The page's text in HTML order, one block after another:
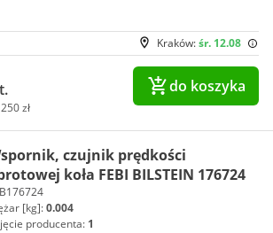
Kraków:śr. 12.08
zł
do koszyka
czujnik prędkości
koła FEBI BILSTEIN 176724
[kg]:0.004
producenta: 1